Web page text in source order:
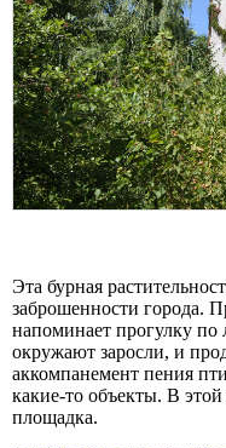
Эта бурная
заброшенности города.
напоминает прогулку по
окружают заросли, и
аккомпанемент пения
какие-то объекты. В
площадка.